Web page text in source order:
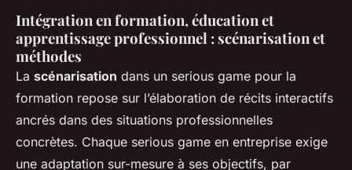
Intégration en formation, éducation et
apprentissage professionnel : scénarisation et
méthodes
La scénarisation dans un serious game pour la
formation repose sur l’élaboration de récits interactifs
ancrés dans des situations professionnelles
concrètes. Chaque serious game en entreprise exige
une adaptation sur-mesure à ses objectifs, par